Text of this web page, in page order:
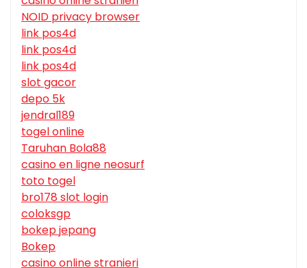
NOID privacy browser
link pos4d
link pos4d
link pos4d
slot gacor
depo 5k
jendral189
togel online
Taruhan Bola88
casino en ligne neosurf
toto togel
bro178 slot login
coloksgp
bokep jepang
Bokep
casino online stranieri